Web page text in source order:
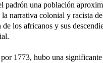
una población
narrativa colonial y racista
los africanos y sus
1773, hubo una